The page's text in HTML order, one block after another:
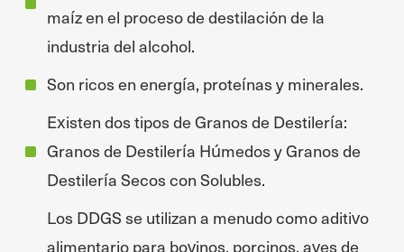
maíz en el proceso de destilación de la
industria del alcohol.
Son ricos en energía, proteínas y minerales.
Existen dos tipos de Granos de Destilería:
Granos de Destilería Húmedos y Granos de
Destilería Secos con Solubles.
Los DDGS se utilizan a menudo como aditivo
alimentario para bovinos, porcinos, aves de